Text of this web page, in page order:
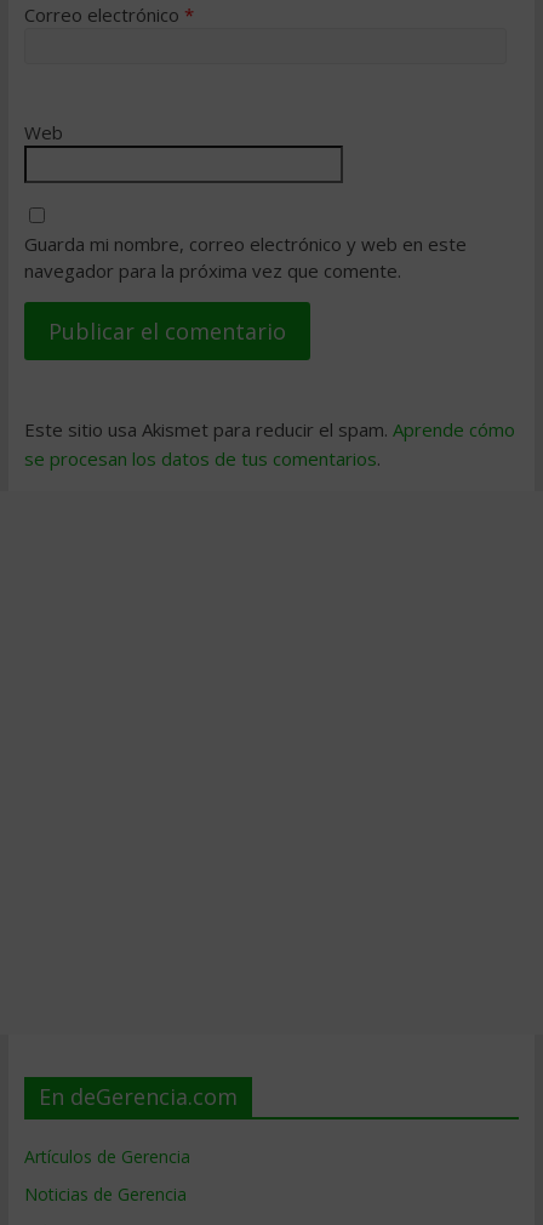
Correo electrónico *
Web
Guarda mi nombre, correo electrónico y web en este
navegador para la próxima vez que comente.
Este sitio usa Akismet para reducir el spam. Aprende cómo
se procesan los datos de tus comentarios.
En deGerencia.com
Artículos de Gerencia
Noticias de Gerencia